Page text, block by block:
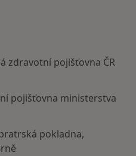
zdravotní pojišťovna ČR
pojišťovna ministerstva
pokladna,